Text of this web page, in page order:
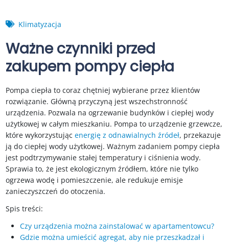
Klimatyzacja
Ważne czynniki przed
zakupem pompy ciepła
Pompa ciepła to coraz chętniej wybierane przez klientów
rozwiązanie. Główną przyczyną jest wszechstronność
urządzenia. Pozwala na ogrzewanie budynków i ciepłej wody
użytkowej w całym mieszkaniu. Pompa to urządzenie grzewcze,
które wykorzystując energię z odnawialnych źródeł, przekazuje
ją do ciepłej wody użytkowej. Ważnym zadaniem pompy ciepła
jest podtrzymywanie stałej temperatury i ciśnienia wody.
Sprawia to, że jest ekologicznym źródłem, które nie tylko
ogrzewa wodę i pomieszczenie, ale redukuje emisje
zanieczyszczeń do otoczenia.
Spis treści:
Czy urządzenia można zainstalować w apartamentowcu?
Gdzie można umieścić agregat, aby nie przeszkadzał i